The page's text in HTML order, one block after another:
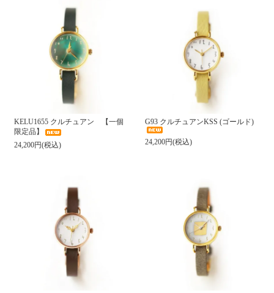
KELU1655 クルチュアン 【一個
限定品】
24,200円(税込)
G93 クルチュアンKSS (ゴールド)
24,200円(税込)